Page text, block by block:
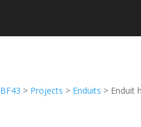
BF43 > Projects > Enduits > Enduit